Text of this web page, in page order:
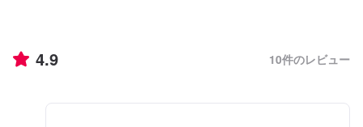
4.9 10件のレビュー